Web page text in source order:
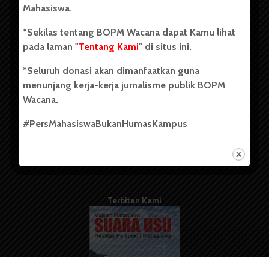
Kontribusi
Info Iklan
Pedoman Media Siber
Kode Etik Jurnalistik
Terbitan Kami
Mahasiswa.
*Sekilas tentang BOPM Wacana dapat Kamu lihat
pada laman "Tentang Kami" di situs ini.
*Seluruh donasi akan dimanfaatkan guna
menunjang kerja-kerja jurnalisme publik BOPM
Wacana.
#PersMahasiswaBukanHumasKampus